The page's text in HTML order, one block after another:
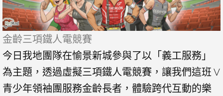
金齡三項鐵人電競賽
今日我地團隊在愉景新城參與了以「義工服務」
為主題，透過虛擬三項鐵人電競賽，讓我們這班 V
青少年領袖團服務金齡長者，體驗跨代互動的樂